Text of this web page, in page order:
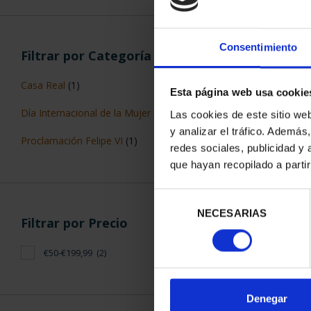
Consentimiento
Esta página web usa
Las cookies de este sitio
y analizar el tráfico.
redes sociales, publicidad y
que hayan recopilado a
consentimiento
NECESARIAS
Denegar
Filtrar por Categoría
Casa Real (1)
Día Internacional de la Mujer
Proclamación Felipe VI (1)
Filtrar por Precio
€50-€199,99 (2)
MARGARITA
ORDENAR POR: